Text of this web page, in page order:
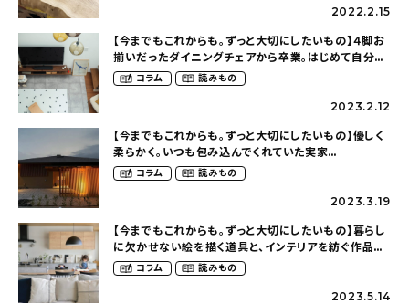
2022.2.15
【今までもこれからも。ずっと大切にしたいもの】４脚お
揃いだったダイニングチェアから卒業。はじめて自分専
用に選んだ椅子（____sndy.xxさん）
コラム 読みもの
2023.2.12
【今までもこれからも。ずっと大切にしたいもの】優しく
柔らかく。いつも包み込んでくれていた実家
（heco_homeさん）
コラム 読みもの
2023.3.19
【今までもこれからも。ずっと大切にしたいもの】暮らし
に欠かせない絵を描く道具と、インテリアを紡ぐ作品た
ち（m.s.c.__0212さん）
コラム 読みもの
2023.5.14